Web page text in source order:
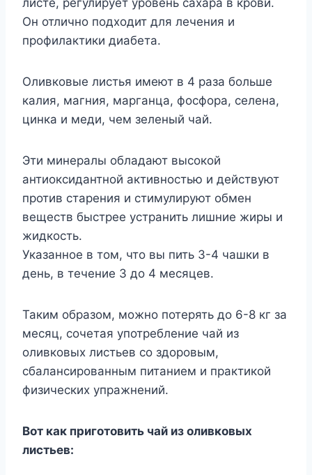
Он отлично подходит для лечения и
профилактики диабета.
Оливковые листья имеют в 4 раза больше
калия, магния, марганца, фосфора, селена,
цинка и меди, чем зеленый чай.
Эти минералы обладают высокой
антиоксидантной активностью и действуют
против старения и стимулируют обмен
веществ быстрее устранить лишние жиры и
жидкость.
Указанное в том, что вы пить 3-4 чашки в
день, в течение 3 до 4 месяцев.
Таким образом, можно потерять до 6-8 кг за
месяц, сочетая употребление чай из
оливковых листьев со здоровым,
сбалансированным питанием и практикой
физических упражнений.
Вот как приготовить чай из оливковых
листьев: